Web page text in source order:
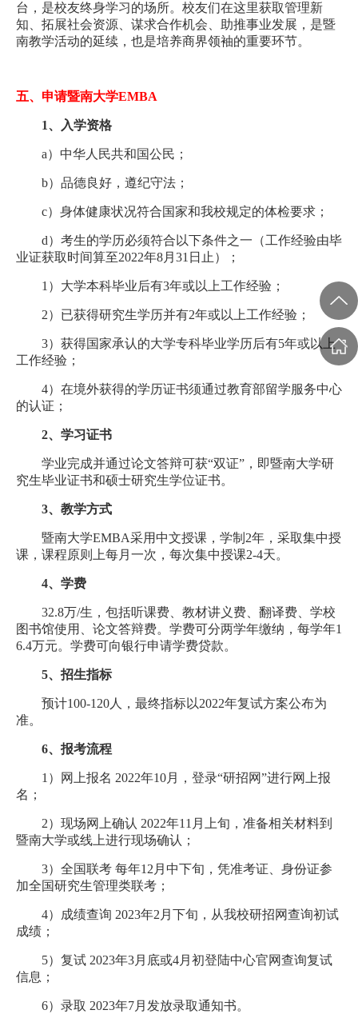
台，是校友终身学习的场所。校友们在这里获取管理新
知、拓展社会资源、谋求合作机会、助推事业发展，是暨
南教学活动的延续，也是培养商界领袖的重要环节。
五、申请暨南大学EMBA
1、入学资格
a）中华人民共和国公民；
b）品德良好，遵纪守法；
c）身体健康状况符合国家和我校规定的体检要求；
d）考生的学历必须符合以下条件之一（工作经验由毕
业证获取时间算至2022年8月31日止）；
1）大学本科毕业后有3年或以上工作经验；
2）已获得研究生学历并有2年或以上工作经验；
3）获得国家承认的大学专科毕业学历后有5年或以上
工作经验；
4）在境外获得的学历证书须通过教育部留学服务中心
的认证；
2、学习证书
学业完成并通过论文答辩可获“双证”，即暨南大学研
究生毕业证书和硕士研究生学位证书。
3、教学方式
暨南大学EMBA采用中文授课，学制2年，采取集中授
课，课程原则上每月一次，每次集中授课2-4天。
4、学费
32.8万/生，包括听课费、教材讲义费、翻译费、学校
图书馆使用、论文答辩费。学费可分两学年缴纳，每学年1
6.4万元。学费可向银行申请学费贷款。
5、招生指标
预计100-120人，最终指标以2022年复试方案公布为
准。
6、报考流程
1）网上报名 2022年10月，登录“研招网”进行网上报
名；
2）现场网上确认 2022年11月上旬，准备相关材料到
暨南大学或线上进行现场确认；
3）全国联考 每年12月中下旬，凭准考证、身份证参
加全国研究生管理类联考；
4）成绩查询 2023年2月下旬，从我校研招网查询初试
成绩；
5）复试 2023年3月底或4月初登陆中心官网查询复试
信息；
6）录取 2023年7月发放录取通知书。